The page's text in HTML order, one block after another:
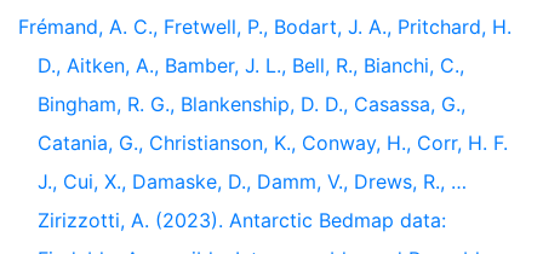
Frémand, A. C., Fretwell, P., Bodart, J. A., Pritchard, H.
D., Aitken, A., Bamber, J. L., Bell, R., Bianchi, C.,
Bingham, R. G., Blankenship, D. D., Casassa, G.,
Catania, G., Christianson, K., Conway, H., Corr, H. F.
J., Cui, X., Damaske, D., Damm, V., Drews, R., …
Zirizzotti, A. (2023). Antarctic Bedmap data: